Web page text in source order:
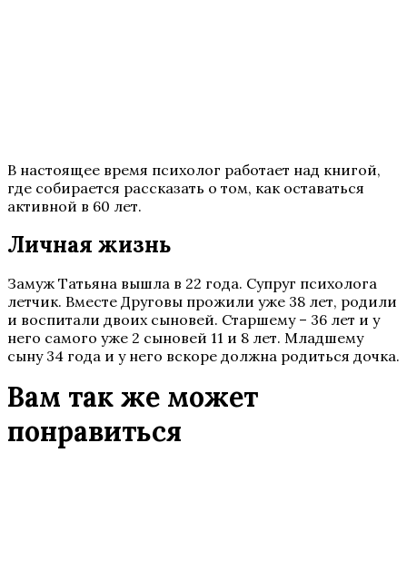
В настоящее время психолог работает над книгой,
где собирается рассказать о том, как оставаться
активной в 60 лет.
Личная жизнь
Замуж Татьяна вышла в 22 года. Супруг психолога
летчик. Вместе Друговы прожили уже 38 лет, родили
и воспитали двоих сыновей. Старшему – 36 лет и у
него самого уже 2 сыновей 11 и 8 лет. Младшему
сыну 34 года и у него вскоре должна родиться дочка.
Вам так же может
понравиться